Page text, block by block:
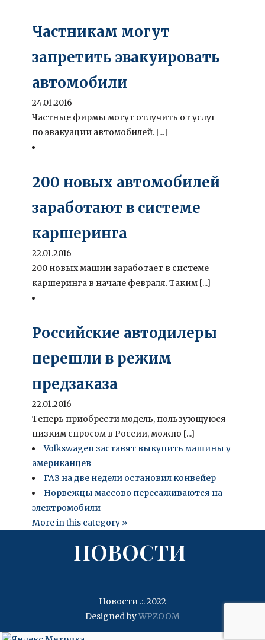
Частникам могут
запретить эвакуировать
автомобили
24.01.2016
Частные фирмы могут отлучить от услуг
по эвакуации автомобилей. [...]
200 новых автомобилей
заработают в системе
каршеринга
22.01.2016
200 новых машин заработает в системе
каршеринга в начале февраля. Таким [...]
Российские автодилеры
перешли в режим
предзаказа
22.01.2016
Теперь приобрести модель, пользующуюся
низким спросом в России, можно [...]
Volkswagen заставят выкупить машины у
американцев
ГАЗ на две недели остановил конвейер
Норвежцы массово пересаживаются на
электромобили
More in this category »
НОВОСТИ
Новости .:. 2022
Designed byWPZOOM